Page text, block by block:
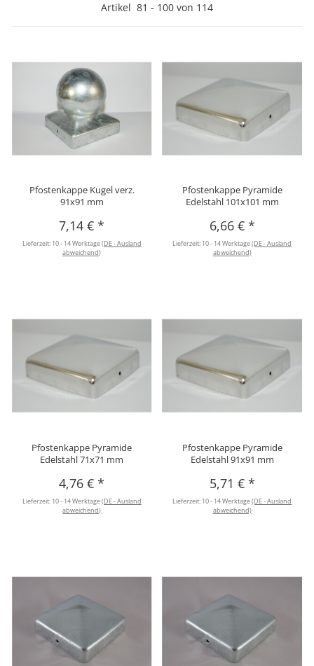
Artikel 81 - 100 von 114
Pfostenkappe Kugel verz.
91x91 mm
7,14 €*
Lieferzeit: 10 - 14 Werktage(DE - Ausland
abweichend)
Pfostenkappe Pyramide
Edelstahl 101x101 mm
6,66 € *
Lieferzeit: 10 - 14 Werktage(DE - Ausland
abweichend)
Pfostenkappe Pyramide
Edelstahl 71x71 mm
4,76 €*
Lieferzeit: 10 - 14 Werktage(DE - Ausland
abweichend)
Pfostenkappe Pyramide
Edelstahl 91x91 mm
5,71 € *
Lieferzeit: 10 - 14 Werktage(DE - Ausland
abweichend)